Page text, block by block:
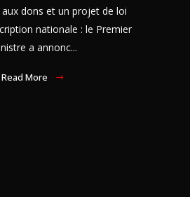
dons et un projet de loi
nationale : le Premier
a annonc...
Read More